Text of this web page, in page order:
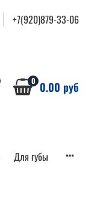
+7(920)879-33-06
0 0.00 руб
Для губы